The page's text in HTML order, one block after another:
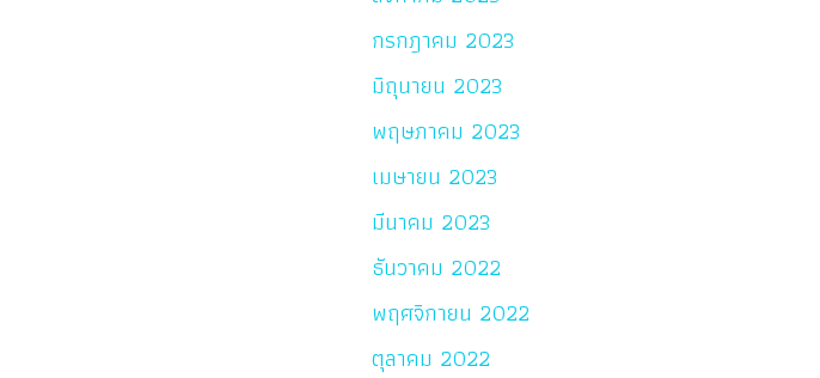
กรกฎาคม 2023
มิถุนายน 2023
พฤษภาคม 2023
เมษายน 2023
มีนาคม 2023
ธันวาคม 2022
พฤศจิกายน 2022
ตุลาคม 2022